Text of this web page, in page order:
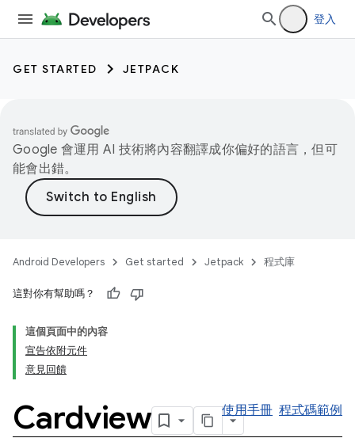
登入
GET STARTED JETPACK
Google 會運用 AI 技術將內容翻譯成你偏好的語言，但可
能會出錯。
Android Developers Get started Jetpack 程式庫
這對你有幫助嗎？
這個頁面中的內容
宣告依附元件
意見回饋
Cardview 使用手冊 程式碼範例